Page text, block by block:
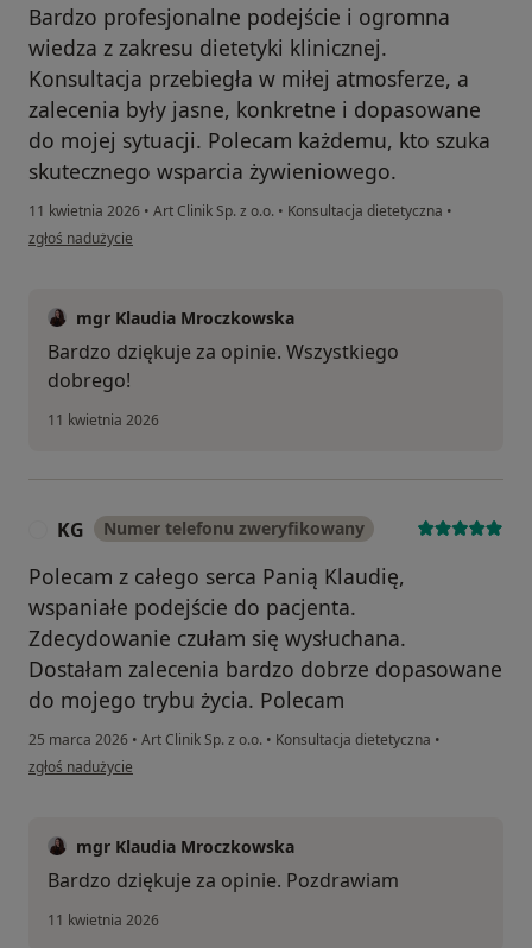
Bardzo profesjonalne podejście i ogromna
wiedza z zakresu dietetyki klinicznej.
Konsultacja przebiegła w miłej atmosferze, a
zalecenia były jasne, konkretne i dopasowane
do mojej sytuacji. Polecam każdemu, kto szuka
skutecznego wsparcia żywieniowego.
11 kwietnia 2026 • Art Clinik Sp. z o.o. • Konsultacja dietetyczna •
w opinii użytkownika AS
zgłoś nadużycie
mgr Klaudia Mroczkowska
Bardzo dziękuje za opinie. Wszystkiego
dobrego!
11 kwietnia 2026
KG Numer telefonu zweryfikowany
Polecam z całego serca Panią Klaudię,
wspaniałe podejście do pacjenta.
Zdecydowanie czułam się wysłuchana.
Dostałam zalecenia bardzo dobrze dopasowane
do mojego trybu życia. Polecam
25 marca 2026 • Art Clinik Sp. z o.o. • Konsultacja dietetyczna •
w opinii użytkownika KG
zgłoś nadużycie
mgr Klaudia Mroczkowska
Bardzo dziękuje za opinie. Pozdrawiam
11 kwietnia 2026